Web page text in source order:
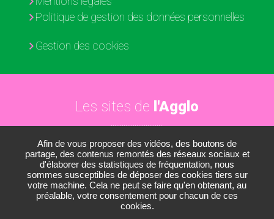
Afin de vous proposer des vidéos, des boutons de
partage, des contenus remontés des réseaux sociaux et
d'élaborer des statistiques de fréquentation, nous
sommes susceptibles de déposer des cookies tiers sur
votre machine. Cela ne peut se faire qu'en obtenant, au
préalable, votre consentement pour chacun de ces
cookies.
Politique de gestion des données personnelles
Gestion des cookies
Les sites de l'Agglo
Paris - Vallée de la Marne
Les médiathèques
Les conservatoires
Le Nautil